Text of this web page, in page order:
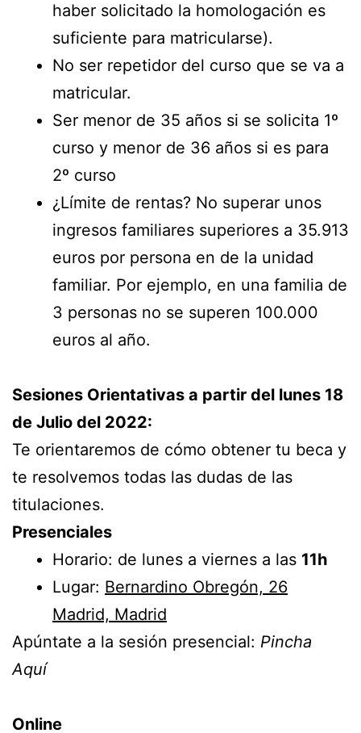
haber solicitado la homologación es
suficiente para matricularse).
No ser repetidor del curso que se va a
matricular.
Ser menor de 35 años si se solicita 1º
curso y menor de 36 años si es para
2º curso
¿Límite de rentas? No superar unos
ingresos familiares superiores a 35.913
euros por persona en de la unidad
familiar. Por ejemplo, en una familia de
3 personas no se superen 100.000
euros al año.
Sesiones Orientativas a partir del lunes 18
de Julio del 2022:
Te orientaremos de cómo obtener tu beca y
te resolvemos todas las dudas de las
titulaciones.
Presenciales
Horario: de lunes a viernes a las 11h
Lugar: Bernardino Obregón, 26
Madrid, Madrid
Apúntate a la sesión presencial: Pincha
Aquí
Online